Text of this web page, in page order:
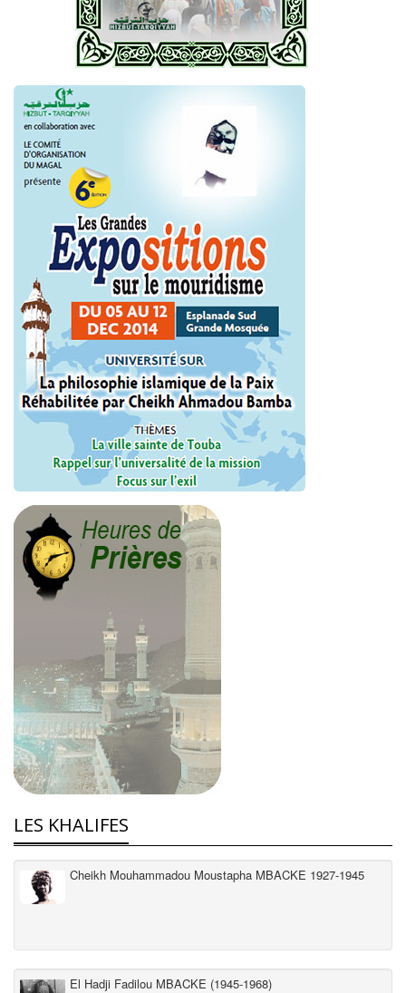
LES KHALIFES
Cheikh Mouhammadou Moustapha MBACKE 1927-1945
El Hadji Fadilou MBACKE (1945-1968)